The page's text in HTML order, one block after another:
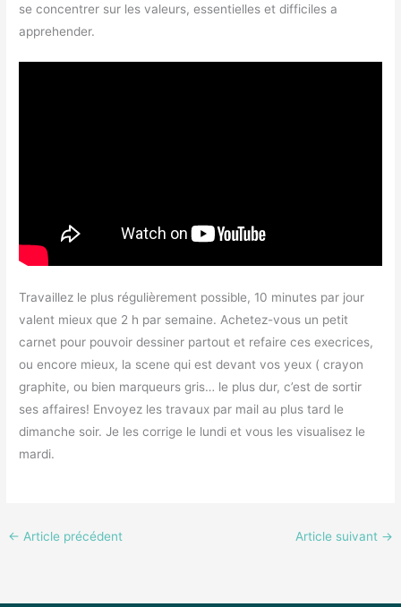
se concentrer sur les valeurs, essentielles et difficiles a
apprehender.
Travaillez le plus régulièrement possible, 10 minutes par jour
valent mieux que 2 h par semaine. Achetez-vous un petit
carnet pour pouvoir dessiner partout et refaire ces execrices,
ou encore mieux, la scene qui est devant vos yeux ( crayon
graphite, ou bien marqueurs gris… le plus dur, c’est de sortir
ses affaires! Envoyez les travaux par mail au plus tard le
dimanche soir. Je les corrige le lundi et vous les visualisez le
mardi.
← Article précédent Article suivant →